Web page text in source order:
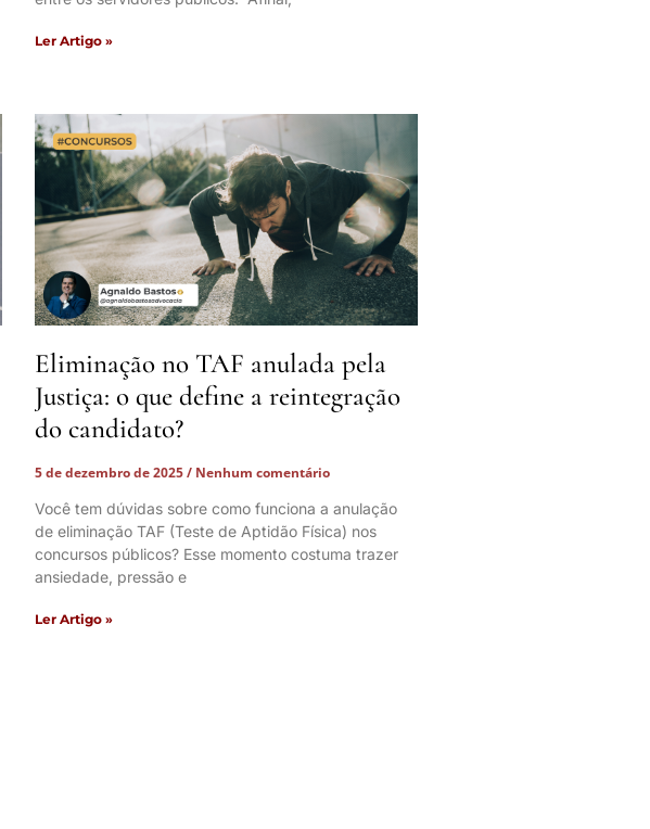
Ler Artigo »
Eliminação no TAF anulada pela
Justiça: o que define a reintegração
do candidato?
5 de dezembro de 2025 Nenhum comentário
Você tem dúvidas sobre como funciona a anulação
de eliminação TAF (Teste de Aptidão Física) nos
concursos públicos? Esse momento costuma trazer
ansiedade, pressão e
Ler Artigo »